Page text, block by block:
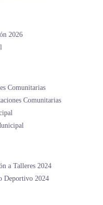
2026
Comunitarias
Comunitarias
a Talleres 2024
Deportivo 2024